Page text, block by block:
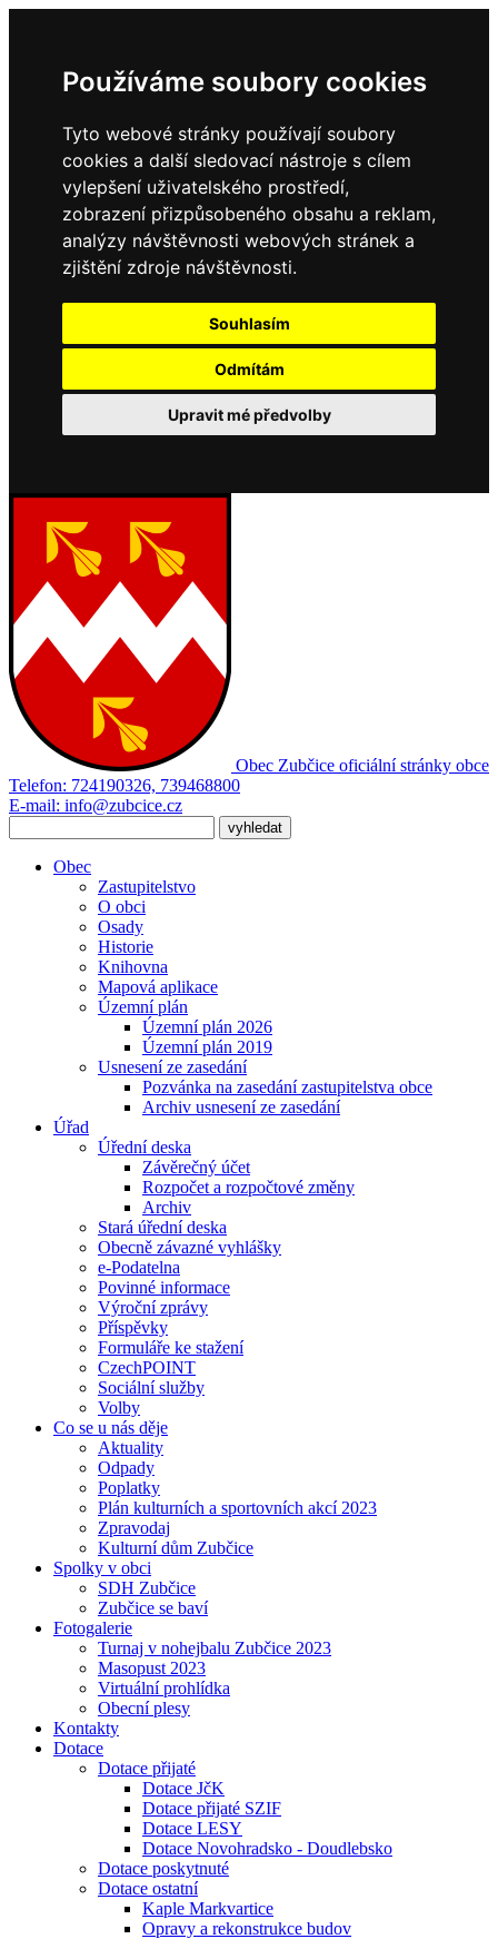
Používáme soubory cookies
Tyto webové stránky používají soubory
cookies a další sledovací nástroje s cílem
vylepšení uživatelského prostředí,
zobrazení přizpůsobeného obsahu a reklam,
analýzy návštěvnosti webových stránek a
zjištění zdroje návštěvnosti.
Souhlasím
Odmítám
Upravit mé předvolby
Obec Zubčice oficiální stránky obce
Telefon: 724190326, 739468800
E-mail: info@zubcice.cz
Obec
Zastupitelstvo
O obci
Osady
Historie
Knihovna
Mapová aplikace
Územní plán
Územní plán 2026
Územní plán 2019
Usnesení ze zasedání
Pozvánka na zasedání zastupitelstva obce
Archiv usnesení ze zasedání
Úřad
Úřední deska
Závěrečný účet
Rozpočet a rozpočtové změny
Archiv
Stará úřední deska
Obecně závazné vyhlášky
e-Podatelna
Povinné informace
Výroční zprávy
Příspěvky
Formuláře ke stažení
CzechPOINT
Sociální služby
Volby
Co se u nás děje
Aktuality
Odpady
Poplatky
Plán kulturních a sportovních akcí 2023
Zpravodaj
Kulturní dům Zubčice
Spolky v obci
SDH Zubčice
Zubčice se baví
Fotogalerie
Turnaj v nohejbalu Zubčice 2023
Masopust 2023
Virtuální prohlídka
Obecní plesy
Kontakty
Dotace
Dotace přijaté
Dotace JčK
Dotace přijaté SZIF
Dotace LESY
Dotace Novohradsko - Doudlebsko
Dotace poskytnuté
Dotace ostatní
Kaple Markvartice
Opravy a rekonstrukce budov